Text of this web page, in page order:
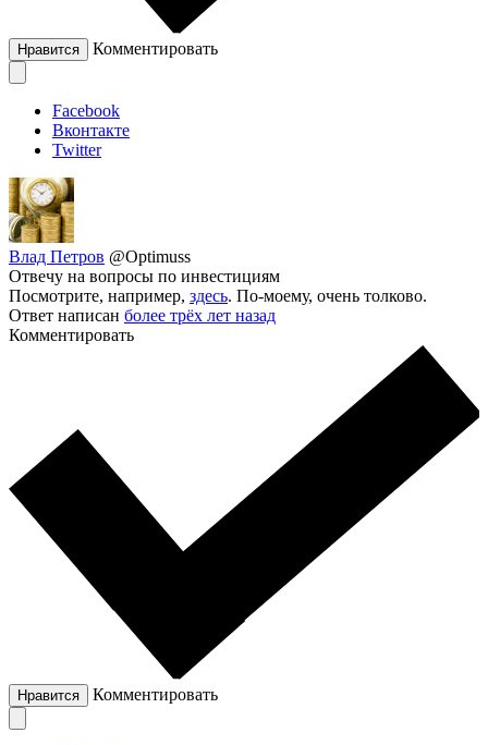
Нравится Комментировать
Facebook
Вконтакте
Twitter
Влад Петров @Optimuss
Отвечу на вопросы по инвестициям
Посмотрите, например, здесь. По-моему, очень толково.
Ответ написан более трёх лет назад
Комментировать
Нравится Комментировать